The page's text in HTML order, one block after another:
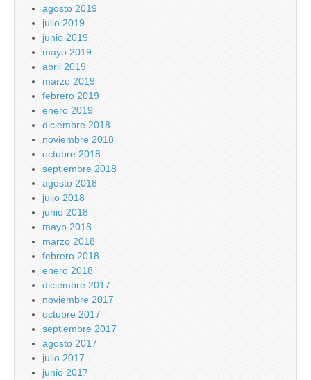
agosto 2019
julio 2019
junio 2019
mayo 2019
abril 2019
marzo 2019
febrero 2019
enero 2019
diciembre 2018
noviembre 2018
octubre 2018
septiembre 2018
agosto 2018
julio 2018
junio 2018
mayo 2018
marzo 2018
febrero 2018
enero 2018
diciembre 2017
noviembre 2017
octubre 2017
septiembre 2017
agosto 2017
julio 2017
junio 2017